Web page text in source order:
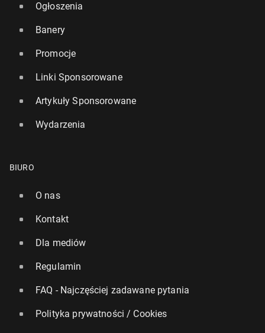
Ogłoszenia
Banery
Promocje
Linki Sponsorowane
Artykuły Sponsorowane
Wydarzenia
BIURO
O nas
Kontakt
Dla mediów
Regulamin
FAQ - Najczęściej zadawane pytania
Polityka prywatności / Cookies